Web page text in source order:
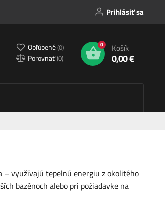
Prihlásiť sa
Obľúbené(0)
Porovnať(0)
0 Košík
0,00 €
– využívajú tepelnú energiu z okolitého
bazénoch alebo pri požiadavke na